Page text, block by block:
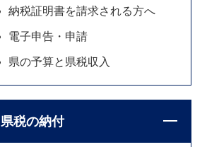
納税証明書を請求される方へ
電子申告・申請
県の予算と県税収入
県税の納付